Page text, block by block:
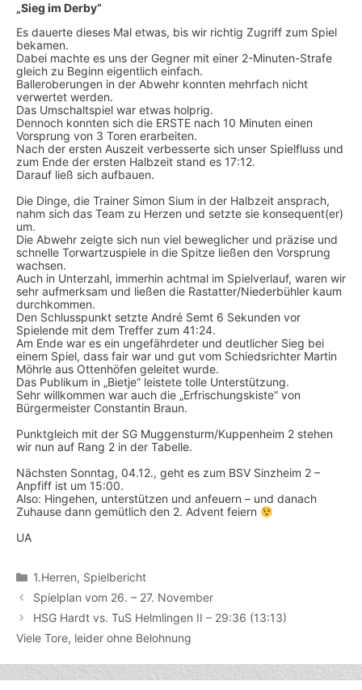
„Sieg im Derby“
Es dauerte dieses Mal etwas, bis wir richtig Zugriff zum Spiel
bekamen.
Dabei machte es uns der Gegner mit einer 2-Minuten-Strafe
gleich zu Beginn eigentlich einfach.
Balleroberungen in der Abwehr konnten mehrfach nicht
verwertet werden.
Das Umschaltspiel war etwas holprig.
Dennoch konnten sich die ERSTE nach 10 Minuten einen
Vorsprung von 3 Toren erarbeiten.
Nach der ersten Auszeit verbesserte sich unser Spielfluss und
zum Ende der ersten Halbzeit stand es 17:12.
Darauf ließ sich aufbauen.
Die Dinge, die Trainer Simon Sium in der Halbzeit ansprach,
nahm sich das Team zu Herzen und setzte sie konsequent(er)
um.
Die Abwehr zeigte sich nun viel beweglicher und präzise und
schnelle Torwartzuspiele in die Spitze ließen den Vorsprung
wachsen.
Auch in Unterzahl, immerhin achtmal im Spielverlauf, waren wir
sehr aufmerksam und ließen die Rastatter/Niederbühler kaum
durchkommen.
Den Schlusspunkt setzte André Semt 6 Sekunden vor
Spielende mit dem Treffer zum 41:24.
Am Ende war es ein ungefährdeter und deutlicher Sieg bei
einem Spiel, dass fair war und gut vom Schiedsrichter Martin
Möhrle aus Ottenhöfen geleitet wurde.
Das Publikum in „Bietje“ leistete tolle Unterstützung.
Sehr willkommen war auch die „Erfrischungskiste“ von
Bürgermeister Constantin Braun.
Punktgleich mit der SG Muggensturm/Kuppenheim 2 stehen
wir nun auf Rang 2 in der Tabelle.
Nächsten Sonntag, 04.12., geht es zum BSV Sinzheim 2 –
Anpfiff ist um 15:00.
Also: Hingehen, unterstützen und anfeuern – und danach
Zuhause dann gemütlich den 2. Advent feiern
UA
Kategorien
1.Herren, Spielbericht
Spielplan vom 26. – 27. November
HSG Hardt vs. TuS Helmlingen II – 29:36 (13:13)
Viele Tore, leider ohne Belohnung